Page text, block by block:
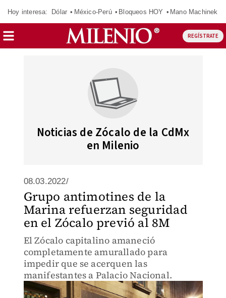
Hoy interesa: Dólar México-Perú Bloqueos HOY Mano Machinek
REGÍSTRATE
Noticias de Zócalo de la CdMx
en Milenio
08.03.2022/
Grupo antimotines de la
Marina refuerzan seguridad
en el Zócalo previó al 8M
El Zócalo capitalino amaneció
completamente amurallado para
impedir que se acerquen las
manifestantes a Palacio Nacional.